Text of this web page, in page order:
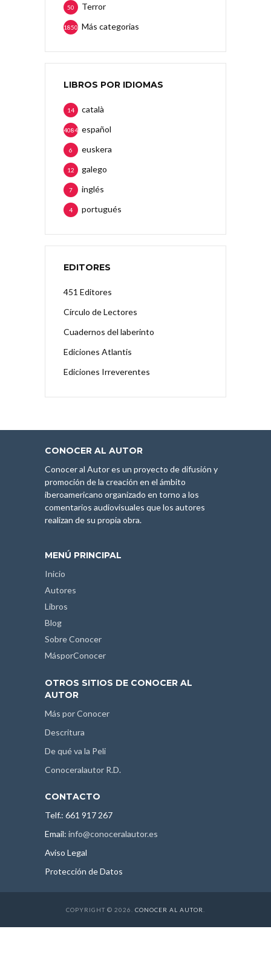
Terror
50
Más categorias
1850
LIBROS POR IDIOMAS
català
14
español
4084
euskera
6
galego
12
inglés
7
portugués
4
EDITORES
451 Editores
Círculo de Lectores
Cuadernos del laberinto
Ediciones Atlantis
Ediciones Irreverentes
CONOCER AL AUTOR
Conocer al Autor es un proyecto de difusión y
promoción de la creación en el ámbito
iberoamericano organizado en torno a los
comentarios audiovisuales que los autores
realizan de su propia obra.
MENÚ PRINCIPAL
Inicio
Autores
Libros
Blog
Sobre Conocer
MásporConocer
OTROS SITIOS DE CONOCER AL
AUTOR
Más por Conocer
Descritura
De qué va la Peli
Conoceralautor R.D.
CONTACTO
Telf.: 661 917 267
Email: info@conoceralautor.es
Aviso Legal
Protección de Datos
COPYRIGHT © 2026. CONOCER AL AUTOR